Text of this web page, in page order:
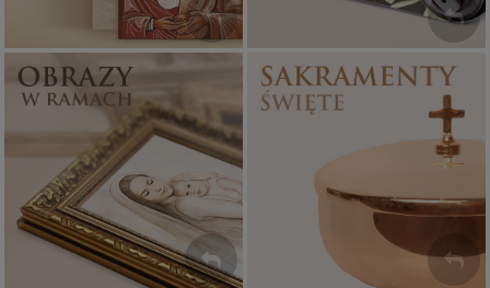
Obrazy religijne
PIĘKNE
WZORY
Sakramenty Święte